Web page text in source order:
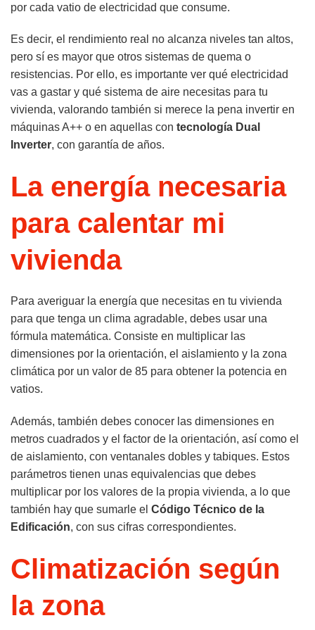
por cada vatio de electricidad que consume.
Es decir, el rendimiento real no alcanza niveles tan altos,
pero sí es mayor que otros sistemas de quema o
resistencias. Por ello, es importante ver qué electricidad
vas a gastar y qué sistema de aire necesitas para tu
vivienda, valorando también si merece la pena invertir en
máquinas A++ o en aquellas con tecnología Dual
Inverter, con garantía de años.
La energía necesaria
para calentar mi
vivienda
Para averiguar la energía que necesitas en tu vivienda
para que tenga un clima agradable, debes usar una
fórmula matemática. Consiste en multiplicar las
dimensiones por la orientación, el aislamiento y la zona
climática por un valor de 85 para obtener la potencia en
vatios.
Además, también debes conocer las dimensiones en
metros cuadrados y el factor de la orientación, así como el
de aislamiento, con ventanales dobles y tabiques. Estos
parámetros tienen unas equivalencias que debes
multiplicar por los valores de la propia vivienda, a lo que
también hay que sumarle el Código Técnico de la
Edificación, con sus cifras correspondientes.
Climatización según
la zona